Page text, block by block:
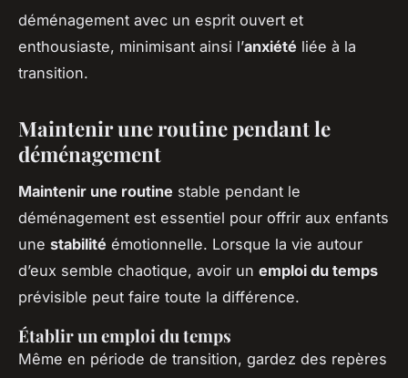
déménagement avec un esprit ouvert et
enthousiaste, minimisant ainsi l’anxiété liée à la
transition.
Maintenir une routine pendant le
déménagement
Maintenir une routine stable pendant le
déménagement est essentiel pour offrir aux enfants
une stabilité émotionnelle. Lorsque la vie autour
d’eux semble chaotique, avoir un emploi du temps
prévisible peut faire toute la différence.
Établir un emploi du temps
Même en période de transition, gardez des repères